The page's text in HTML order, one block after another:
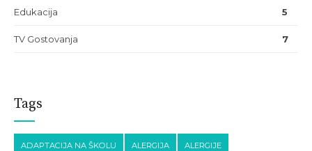
Edukacija 5
TV Gostovanja 7
Tags
ADAPTACIJA NA ŠKOLU ALERGIJA ALERGIJE